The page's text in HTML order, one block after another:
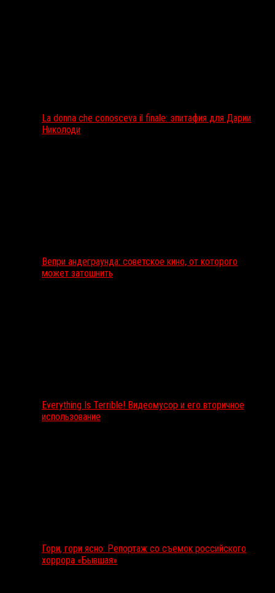
La donna che conosceva il finale: эпитафия для Дарии
Николоди
Вепри андеграунда: советское кино, от которого
может затошнить
Everything Is Terrible! Видеомусор и его вторичное
использование
Гори, гори ясно: Репортаж со съемок российского
хоррора «Бывшая»